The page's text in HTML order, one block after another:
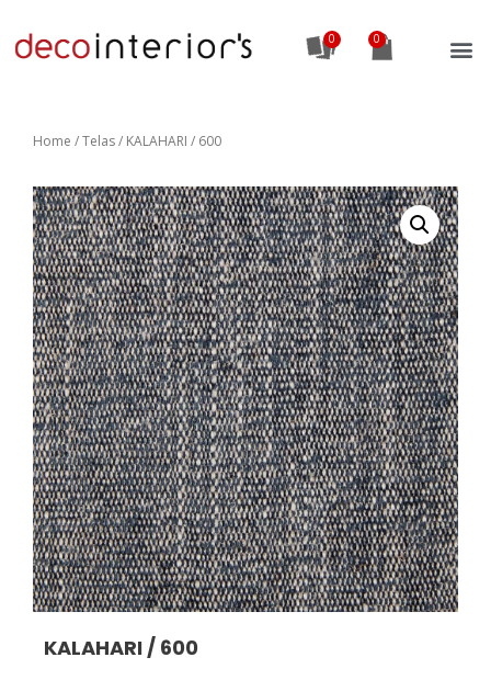
0
Home /Telas/ KALAHARI / 600
KALAHARI / 600